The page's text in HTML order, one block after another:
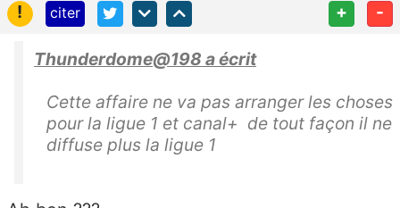
!
citer + -
Thunderdome@198 a écrit
Cette affaire ne va pas arranger les choses
pour la ligue 1 et canal+ de tout façon il ne
diffuse plus la ligue 1